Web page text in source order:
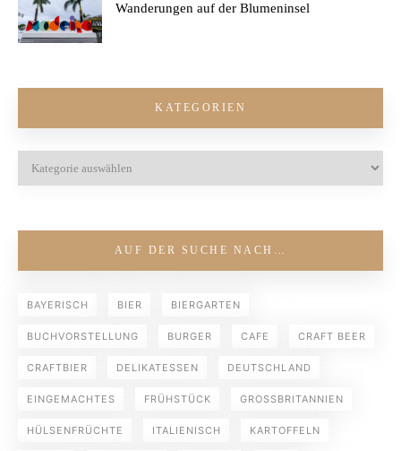
Wanderungen auf der Blumeninsel
KATEGORIEN
AUF DER SUCHE NACH…
BAYERISCH BIER BIERGARTEN
BUCHVORSTELLUNG BURGER CAFE CRAFT BEER
CRAFTBIER DELIKATESSEN DEUTSCHLAND
EINGEMACHTES FRÜHSTÜCK GROSSBRITANNIEN
HÜLSENFRÜCHTE ITALIENISCH KARTOFFELN